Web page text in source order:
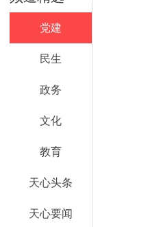
党建
民生
政务
文化
教育
天心头条
天心要闻